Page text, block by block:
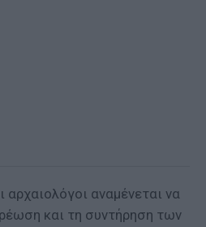
αρχαιολόγοι αναμένεται να
και τη συντήρηση των